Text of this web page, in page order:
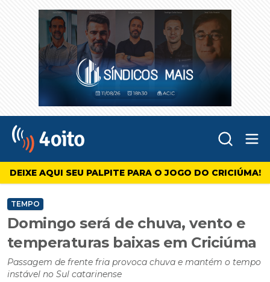
4oito
DEIXE AQUI SEU PALPITE PARA O JOGO DO CRICIÚMA!
TEMPO
Domingo será de chuva, vento e
temperaturas baixas em Criciúma
Passagem de frente fria provoca chuva e mantém o tempo
instável no Sul catarinense